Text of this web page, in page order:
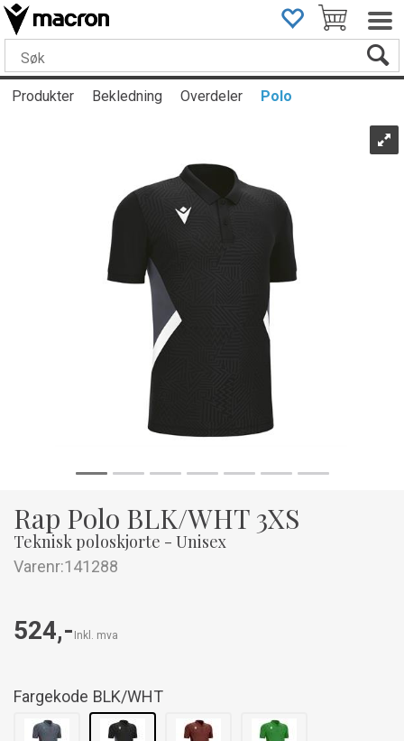
Produkter Bekledning Overdeler Polo
Rap Polo BLK/WHT 3XS
Teknisk poloskjorte - Unisex
Varenr:141288
524,- Inkl. mva
Fargekode BLK/WHT